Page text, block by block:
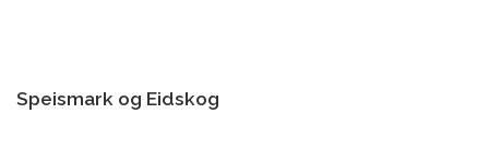
Speismark og Eidskog